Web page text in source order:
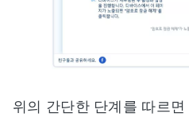
위의 간단한 단계를 따르